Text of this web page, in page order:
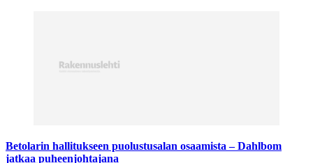
Betolarin hallitukseen puolustusalan osaamista – Dahlbom
jatkaa puheenjohtajana